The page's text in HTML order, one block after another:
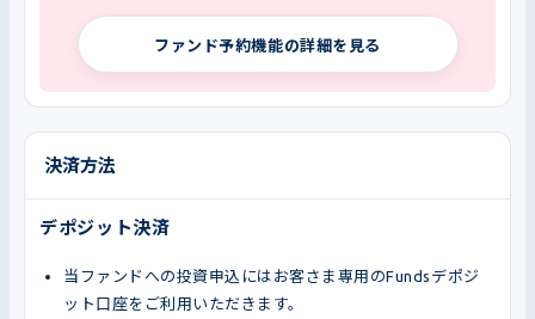
ファンド予約機能の詳細を見る
決済方法
デポジット決済
当ファンドへの投資申込にはお客さま専用のFundsデポジ
ット口座をご利用いただきます。